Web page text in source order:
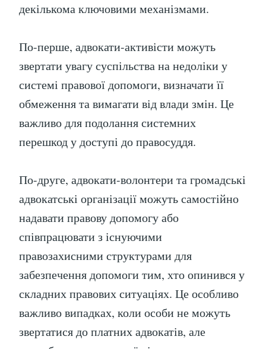
декількома ключовими механізмами.
По-перше, адвокати-активісти можуть
звертати увагу суспільства на недоліки у
системі правової допомоги, визначати її
обмеження та вимагати від влади змін. Це
важливо для подолання системних
перешкод у доступі до правосуддя.
По-друге, адвокати-волонтери та громадські
адвокатські організації можуть самостійно
надавати правову допомогу або
співпрацювати з існуючими
правозахисними структурами для
забезпечення допомоги тим, хто опинився у
складних правових ситуаціях. Це особливо
важливо випадках, коли особи не можуть
звертатися до платних адвокатів, але